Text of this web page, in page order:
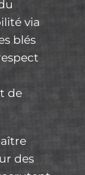
via
blés
de
des